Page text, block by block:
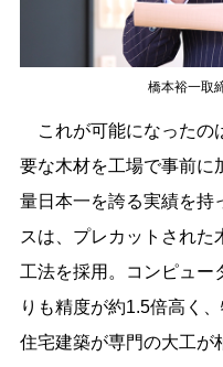
橋本裕一取
これが可能になったの
要な木材を工場で事前に
量日本一を誇る実績を持
スは、プレカットされた
工法を採用。コンピュー
りも精度が約1.5倍高く
住宅建築が専門の大工が